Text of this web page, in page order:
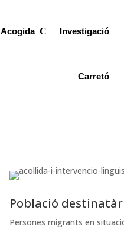
Acogida Investigació
Carretó
Població
Persones migrants en